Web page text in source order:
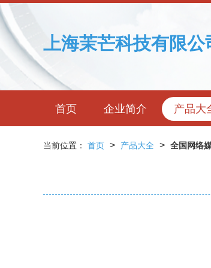
上海茉芒科技有限公
首页 企业简介 产品大
当前位置： 首页 > 产品大全 > 全国网络